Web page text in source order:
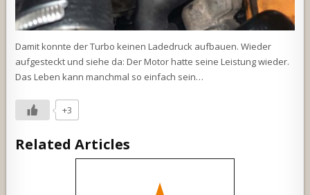
Damit konnte der Turbo keinen Ladedruck aufbauen. Wieder
aufgesteckt und siehe da: Der Motor hatte seine Leistung wieder.
Das Leben kann manchmal so einfach sein…
+3
Related Articles